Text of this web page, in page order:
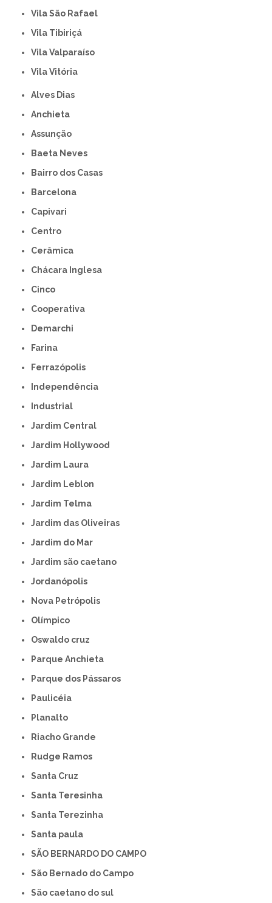
Vila São Rafael
Vila Tibiriçá
Vila Valparaíso
Vila Vitória
Alves Dias
Anchieta
Assunção
Baeta Neves
Bairro dos Casas
Barcelona
Capivari
Centro
Cerâmica
Chácara Inglesa
Cinco
Cooperativa
Demarchi
Farina
Ferrazópolis
Independência
Industrial
Jardim Central
Jardim Hollywood
Jardim Laura
Jardim Leblon
Jardim Telma
Jardim das Oliveiras
Jardim do Mar
Jardim são caetano
Jordanópolis
Nova Petrópolis
Olímpico
Oswaldo cruz
Parque Anchieta
Parque dos Pássaros
Paulicéia
Planalto
Riacho Grande
Rudge Ramos
Santa Cruz
Santa Teresinha
Santa Terezinha
Santa paula
SÃO BERNARDO DO CAMPO
São Bernado do Campo
São caetano do sul